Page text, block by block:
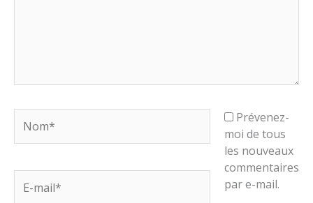
mail*
Prévenez-
moi de tous
les nouveaux
commentaires
par e-mail.